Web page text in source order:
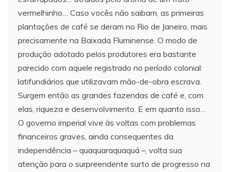
vermelhinho… Caso vocês não saibam, as primeiras
plantações de café se deram no Rio de Janeiro, mais
precisamente na Baixada Fluminense. O modo de
produção adotado pelos produtores era bastante
parecido com aquele registrado no período colonial:
latifundiários que utilizavam mão-de-obra escrava.
Surgem então as grandes fazendas de café e, com
elas, riqueza e desenvolvimento. E em quanto isso…
O governo imperial vive às voltas com problemas
financeiros graves, ainda consequentes da
independência – quaquaraquaquá –, volta sua
atenção para o surpreendente surto de progresso na